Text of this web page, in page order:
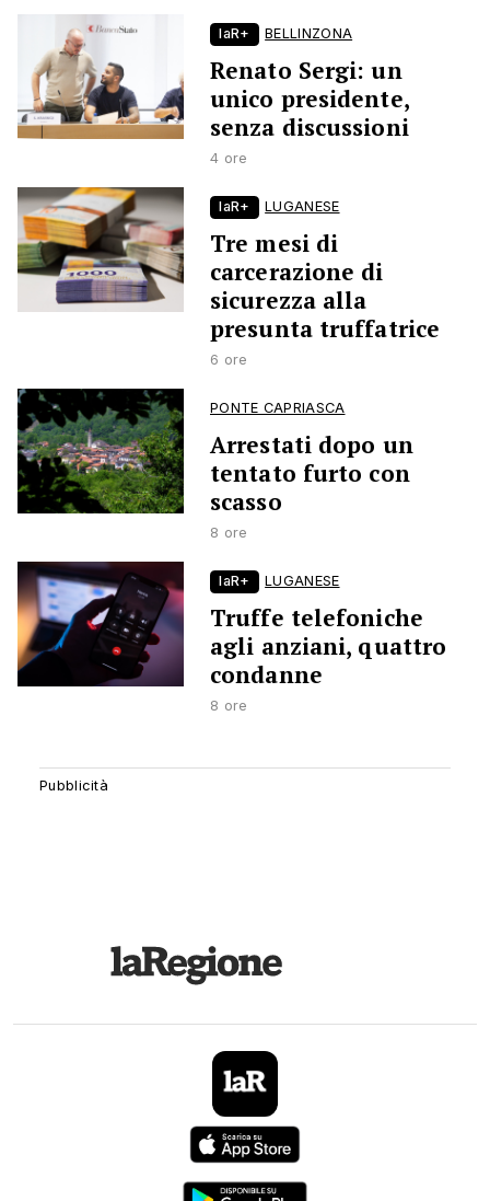
laR+ BELLINZONA
Renato Sergi: un
unico presidente,
senza discussioni
4 ore
laR+ LUGANESE
Tre mesi di
carcerazione di
sicurezza alla
presunta truffatrice
6 ore
PONTE CAPRIASCA
Arrestati dopo un
tentato furto con
scasso
8 ore
laR+ LUGANESE
Truffe telefoniche
agli anziani, quattro
condanne
8 ore